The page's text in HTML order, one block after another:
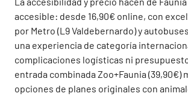
accesible: desde 16,90€ online, con
por Metro (L9 Valdebernardo) y
una experiencia de categoría
complicaciones logísticas ni
entrada combinada Zoo+Faunia (39,90€)
opciones de planes originales con